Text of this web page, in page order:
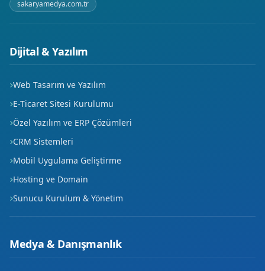
sakaryamedya.com.tr
Dijital & Yazılım
Web Tasarım ve Yazılım
E-Ticaret Sitesi Kurulumu
Özel Yazılım ve ERP Çözümleri
CRM Sistemleri
Mobil Uygulama Geliştirme
Hosting ve Domain
Sunucu Kurulum & Yönetim
Medya & Danışmanlık